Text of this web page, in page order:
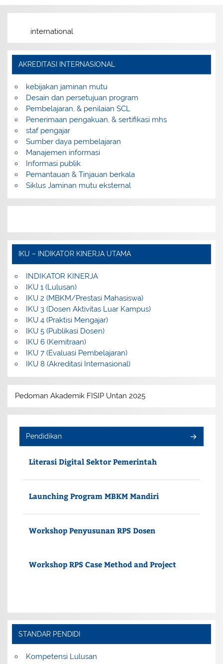
international
AKREDITASI INTERNASIONAL
kebijakan jaminan mutu
Desain dan persetujuan program
Pembelajaran, & penilaian SCL
Penerimaan pengakuan, & sertifikasi mhs
staf pengajar
Sumber daya pembelajaran
Manajemen informasi
Informasi publik
Pemantauan & Tinjauan berkala
Siklus Jaminan mutu eksternal
IKU – INDIKATOR KINERJA UTAMA
INDIKATOR KINERJA
IKU 1 (Lulusan)
IKU 2 (MBKM/Prestasi Mahasiswa)
IKU 3 (Dosen Aktivitas Luar Kampus)
IKU 4 (Praktisi Mengajar)
IKU 5 (Publikasi Dosen)
IKU 6 (Kemitraan)
IKU 7 (Evaluasi Pembelajaran)
IKU 8 (Akreditasi Internasional)
Pedoman Akademik FISIP Untan 2025
Pendidikan
Literasi Digital Sektor Pemerintah
Launching Program MBKM Mandiri
Workshop Penyusunan RPS Dosen
Workshop RPS Case Method and Project
STANDAR PENDIDI
Kompetensi Lulusan